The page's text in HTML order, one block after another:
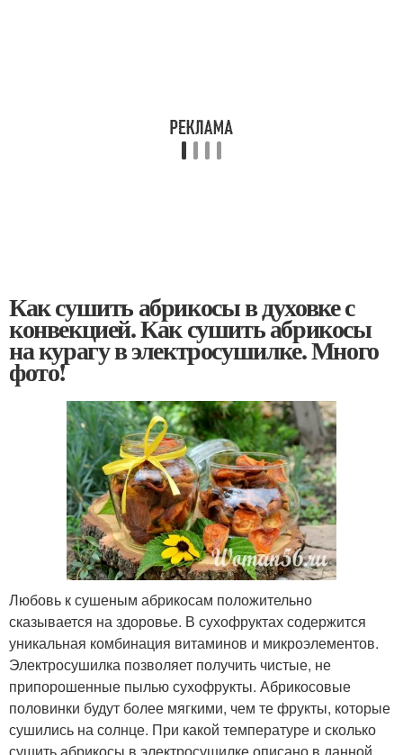
Как сушить абрикосы в духовке с
конвекцией. Как сушить абрикосы
на курагу в электросушилке. Много
фото!
Любовь к сушеным абрикосам положительно
сказывается на здоровье. В сухофруктах содержится
уникальная комбинация витаминов и микроэлементов.
Электросушилка позволяет получить чистые, не
припорошенные пылью сухофрукты. Абрикосовые
половинки будут более мягкими, чем те фрукты, которые
сушились на солнце. При какой температуре и сколько
сушить абрикосы в электросушилке описано в данной